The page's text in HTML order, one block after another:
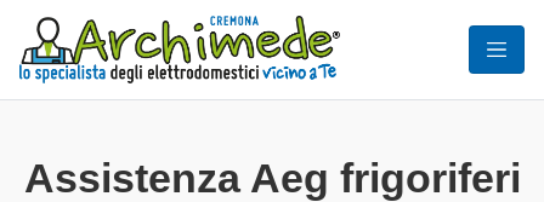
Assistenza Aeg frigoriferi